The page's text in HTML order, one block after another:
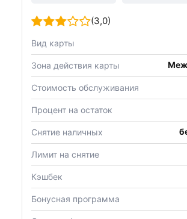
(3,0)
Вид карты
Зона действия карты
Стоимость обслуживания
Процент на остаток
Снятие наличных
Лимит на снятие
Кэшбек
Бонусная программа